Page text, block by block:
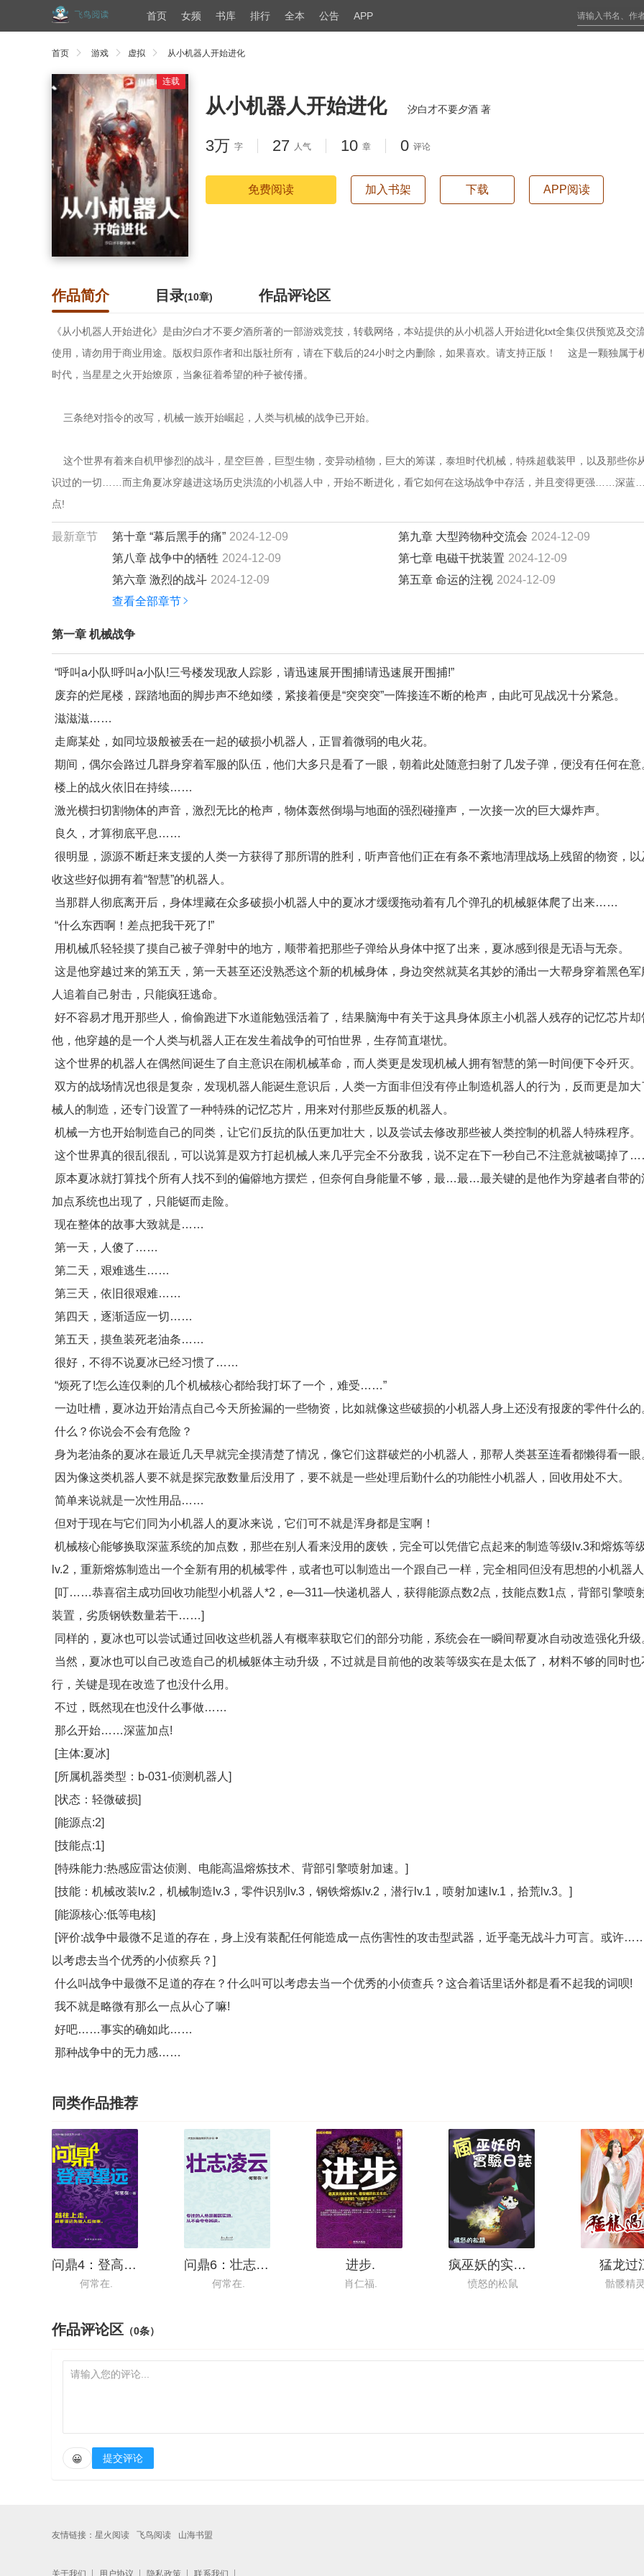
首页 女频 书库 排行 全本 公告 APP
首页 游戏 虚拟 从小机器人开始进化
连载
从小机器人开始进化 汐白才不要夕酒 著
3万 字 27 人气 10 章 0 评论
免费阅读 加入书架 下载 APP阅读
作品简介 目录(10章) 作品评论区
《从小机器人开始进化》是由汐白才不要夕酒所著的一部游戏竞技，转载网络，本站提供的从小机器人开始进化txt全集仅供预览及交
使用，请勿用于商业用途。版权归原作者和出版社所有，请在下载后的24小时之内删除，如果喜欢。请支持正版！    这是一颗独属于
时代，当星星之火开始燎原，当象征着希望的种子被传播。
三条绝对指令的改写，机械一族开始崛起，人类与机械的战争已开始。
这个世界有着来自机甲惨烈的战斗，星空巨兽，巨型生物，变异动植物，巨大的筹谋，泰坦时代机械，特殊超载装甲，以及那些你
识过的一切……而主角夏冰穿越进这场历史洪流的小机器人中，开始不断进化，看它如何在这场战争中存活，并且变得更强……深
点!
最新章节 第十章 “幕后黑手的痛” 2024-12-09 第九章 大型跨物种交流会 2024-12-09
第八章 战争中的牺牲 2024-12-09 第七章 电磁干扰装置 2024-12-09
第六章 激烈的战斗 2024-12-09 第五章 命运的注视 2024-12-09
查看全部章节
第一章 机械战争
“呼叫a小队!呼叫a小队!三号楼发现敌人踪影，请迅速展开围捕!请迅速展开围捕!”
废弃的烂尾楼，踩踏地面的脚步声不绝如缕，紧接着便是“突突突”一阵接连不断的枪声，由此可见战况十分紧急。
滋滋滋……
走廊某处，如同垃圾般被丢在一起的破损小机器人，正冒着微弱的电火花。
期间，偶尔会路过几群身穿着军服的队伍，他们大多只是看了一眼，朝着此处随意扫射了几发子弹，便没有任何在意
楼上的战火依旧在持续……
激光横扫切割物体的声音，激烈无比的枪声，物体轰然倒塌与地面的强烈碰撞声，一次接一次的巨大爆炸声。
良久，才算彻底平息……
很明显，源源不断赶来支援的人类一方获得了那所谓的胜利，听声音他们正在有条不紊地清理战场上残留的物资，以
收这些好似拥有着“智慧”的机器人。
当那群人彻底离开后，身体埋藏在众多破损小机器人中的夏冰才缓缓拖动着有几个弹孔的机械躯体爬了出来……
“什么东西啊！差点把我干死了!”
用机械爪轻轻摸了摸自己被子弹射中的地方，顺带着把那些子弹给从身体中抠了出来，夏冰感到很是无语与无奈。
这是他穿越过来的第五天，第一天甚至还没熟悉这个新的机械身体，身边突然就莫名其妙的涌出一大帮身穿着黑色军
人追着自己射击，只能疯狂逃命。
好不容易才甩开那些人，偷偷跑进下水道能勉强活着了，结果脑海中有关于这具身体原主小机器人残存的记忆芯片却
他，他穿越的是一个人类与机器人正在发生着战争的可怕世界，生存简直堪忧。
这个世界的机器人在偶然间诞生了自主意识在闹机械革命，而人类更是发现机械人拥有智慧的第一时间便下令歼灭。
双方的战场情况也很是复杂，发现机器人能诞生意识后，人类一方面非但没有停止制造机器人的行为，反而更是加大
械人的制造，还专门设置了一种特殊的记忆芯片，用来对付那些反叛的机器人。
机械一方也开始制造自己的同类，让它们反抗的队伍更加壮大，以及尝试去修改那些被人类控制的机器人特殊程序。
这个世界真的很乱很乱，可以说算是双方打起机械人来几乎完全不分敌我，说不定在下一秒自己不注意就被噶掉了
原本夏冰就打算找个所有人找不到的偏僻地方摆烂，但奈何自身能量不够，最…最…最关键的是他作为穿越者自带的
加点系统也出现了，只能铤而走险。
现在整体的故事大致就是……
第一天，人傻了……
第二天，艰难逃生……
第三天，依旧很艰难……
第四天，逐渐适应一切……
第五天，摸鱼装死老油条……
很好，不得不说夏冰已经习惯了……
“烦死了!怎么连仅剩的几个机械核心都给我打坏了一个，难受……”
一边吐槽，夏冰边开始清点自己今天所捡漏的一些物资，比如就像这些破损的小机器人身上还没有报废的零件什么的
什么？你说会不会有危险？
身为老油条的夏冰在最近几天早就完全摸清楚了情况，像它们这群破烂的小机器人，那帮人类甚至连看都懒得看一眼
因为像这类机器人要不就是探完敌数量后没用了，要不就是一些处理后勤什么的功能性小机器人，回收用处不大。
简单来说就是一次性用品……
但对于现在与它们同为小机器人的夏冰来说，它们可不就是浑身都是宝啊！
机械核心能够换取深蓝系统的加点数，那些在别人看来没用的废铁，完全可以凭借它点起来的制造等级lv.3和熔炼等
lv.2，重新熔炼制造出一个全新有用的机械零件，或者也可以制造出一个跟自己一样，完全相同但没有思想的小机器
[叮……恭喜宿主成功回收功能型小机器人*2，e—311—快递机器人，获得能源点数2点，技能点数1点，背部引擎喷
装置，劣质钢铁数量若干……]
同样的，夏冰也可以尝试通过回收这些机器人有概率获取它们的部分功能，系统会在一瞬间帮夏冰自动改造强化升级
当然，夏冰也可以自己改造自己的机械躯体主动升级，不过就是目前他的改装等级实在是太低了，材料不够的同时也
行，关键是现在改造了也没什么用。
不过，既然现在也没什么事做……
那么开始……深蓝加点!
[主体:夏冰]
[所属机器类型：b-031-侦测机器人]
[状态：轻微破损]
[能源点:2]
[技能点:1]
[特殊能力:热感应雷达侦测、电能高温熔炼技术、背部引擎喷射加速。]
[技能：机械改装lv.2，机械制造lv.3，零件识别lv.3，钢铁熔炼lv.2，潜行lv.1，喷射加速lv.1，拾荒lv.3。]
[能源核心:低等电核]
[评价:战争中最微不足道的存在，身上没有装配任何能造成一点伤害性的攻击型武器，近乎毫无战斗力可言。或许
以考虑去当个优秀的小侦察兵？]
什么叫战争中最微不足道的存在？什么叫可以考虑去当一个优秀的小侦查兵？这合着话里话外都是看不起我的词呗!
我不就是略微有那么一点从心了嘛!
好吧……事实的确如此……
那种战争中的无力感……
同类作品推荐
问鼎4：登高望远
何常在.
问鼎6：壮志凌云
何常在.
进步.
肖仁福.
疯巫妖的实验日志
愤怒的松鼠
猛龙过
骷髅精
作品评论区 （0条）
😀 提交评论
友情链接： 星火阅读 飞鸟阅读 山海书盟
关于我们 用户协议 隐私政策 联系我们